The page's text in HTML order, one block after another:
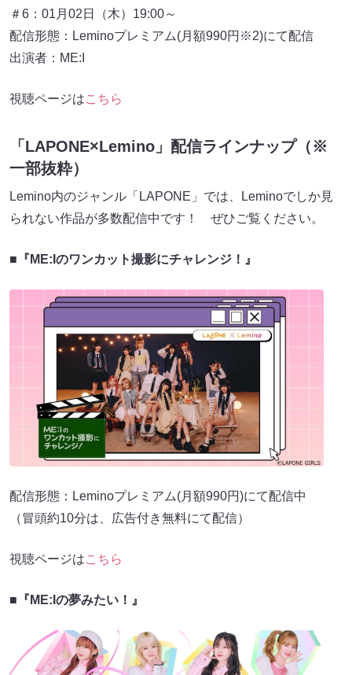
＃6：01月02日（木）19:00～
配信形態：Leminoプレミアム(月額990円※2)にて配信
出演者：ME:I
視聴ページはこちら
「LAPONE×Lemino」配信ラインナップ（※
一部抜粋）
Lemino内のジャンル「LAPONE」では、Leminoでしか見
られない作品が多数配信中です！ ぜひご覧ください。
■『ME:Iのワンカット撮影にチャレンジ！』
配信形態：Leminoプレミアム(月額990円)にて配信中
（冒頭約10分は、広告付き無料にて配信）
視聴ページはこちら
■『ME:Iの夢みたい！』